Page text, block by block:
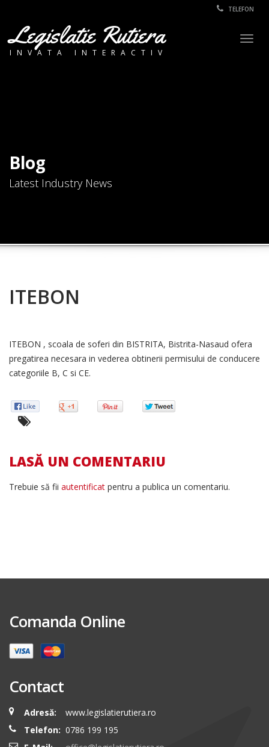
TELEFON
Legislatie Rutiera
INVATA INTERACTIV
Blog
Latest Industry News
ITEBON
ITEBON , scoala de soferi din BISTRITA, Bistrita-Nasaud ofera
pregatirea necesara in vederea obtinerii permisului de conducere
categoriile B, C si CE.
LASĂ UN COMENTARIU
Trebuie să fii autentificat pentru a publica un comentariu.
Comanda Online
Contact
Adresă:
www.legislatierutiera.ro
Telefon: 0786 199 195